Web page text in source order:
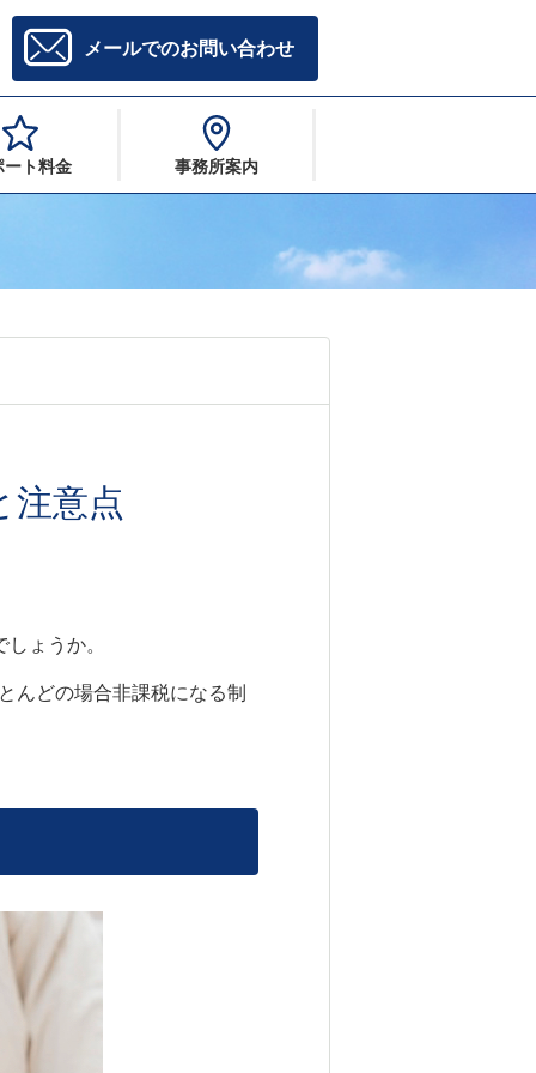
メールでのお問い合わせ
ート料金 事務所案内
注意点
ょうか。
んどの場合非課税になる制